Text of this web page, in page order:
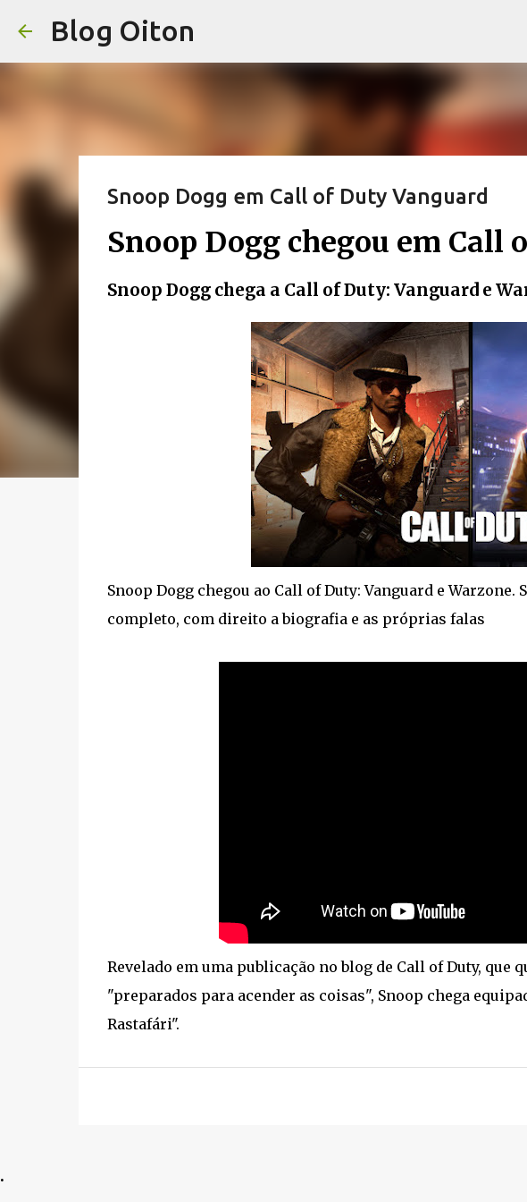
Blog Oiton
Snoop Dogg em Call of Duty Vanguard
Snoop Dogg chegou em Call
Snoop Dogg chega a Call of Duty: Vanguard e
Snoop Dogg chegou ao Call of Duty: Vanguard e
completo, com direito a biografia e as próprias falas
Revelado em uma publicação no blog de Call of Duty, que
"preparados para acender as coisas", Snoop chega
Rastafári".
.